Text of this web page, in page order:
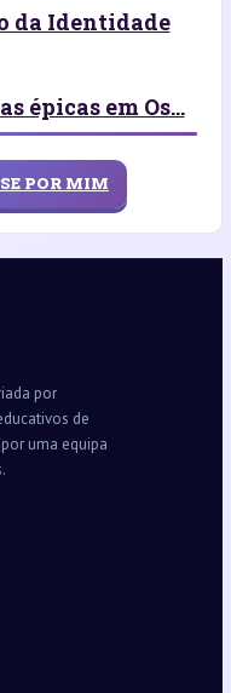
da Identidade
épicas em Os...
POR MIM
por
de
uma equipa